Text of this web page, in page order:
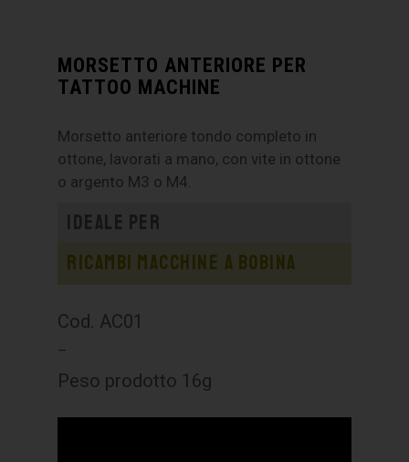
MORSETTO ANTERIORE PER
TATTOO MACHINE
Morsetto anteriore tondo completo in
ottone, lavorati a mano, con vite in ottone
o argento M3 o M4.
Ideale per
Ricambi macchine a bobina
Cod. AC01
–
Peso prodotto 16g